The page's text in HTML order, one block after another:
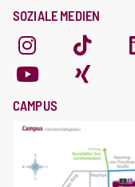
SOZIALE MEDIEN
CAMPUS